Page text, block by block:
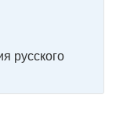
русского